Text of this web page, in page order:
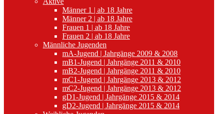
Männer 1 | ab 18 Jahre
Männer 2 | ab 18 Jahre
Frauen 1 | ab 18 Jahre
Frauen 2 | ab 18 Jahre
Männliche Jugenden
mA-Jugend | Jahrgänge 2009 & 2008
mB1-Jugend | Jahrgänge 2011 & 2010
mB2-Jugend | Jahrgänge 2011 & 2010
mC1-Jugend | Jahrgänge 2013 & 2012
mC2-Jugend | Jahrgänge 2013 & 2012
gD1-Jugend | Jahrgänge 2015 & 2014
gD2-Jugend | Jahrgänge 2015 & 2014